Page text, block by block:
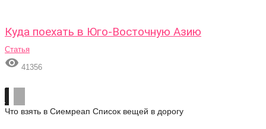
Куда поехать в Юго-Восточную Азию
Статья
 41356
Что взять в Сиемреап Список вещей в дорогу